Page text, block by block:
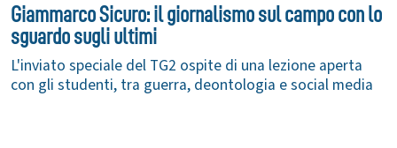
Giammarco Sicuro: il giornalismo sul campo con lo
sguardo sugli ultimi
L'inviato speciale del TG2 ospite di una lezione aperta
con gli studenti, tra guerra, deontologia e social media